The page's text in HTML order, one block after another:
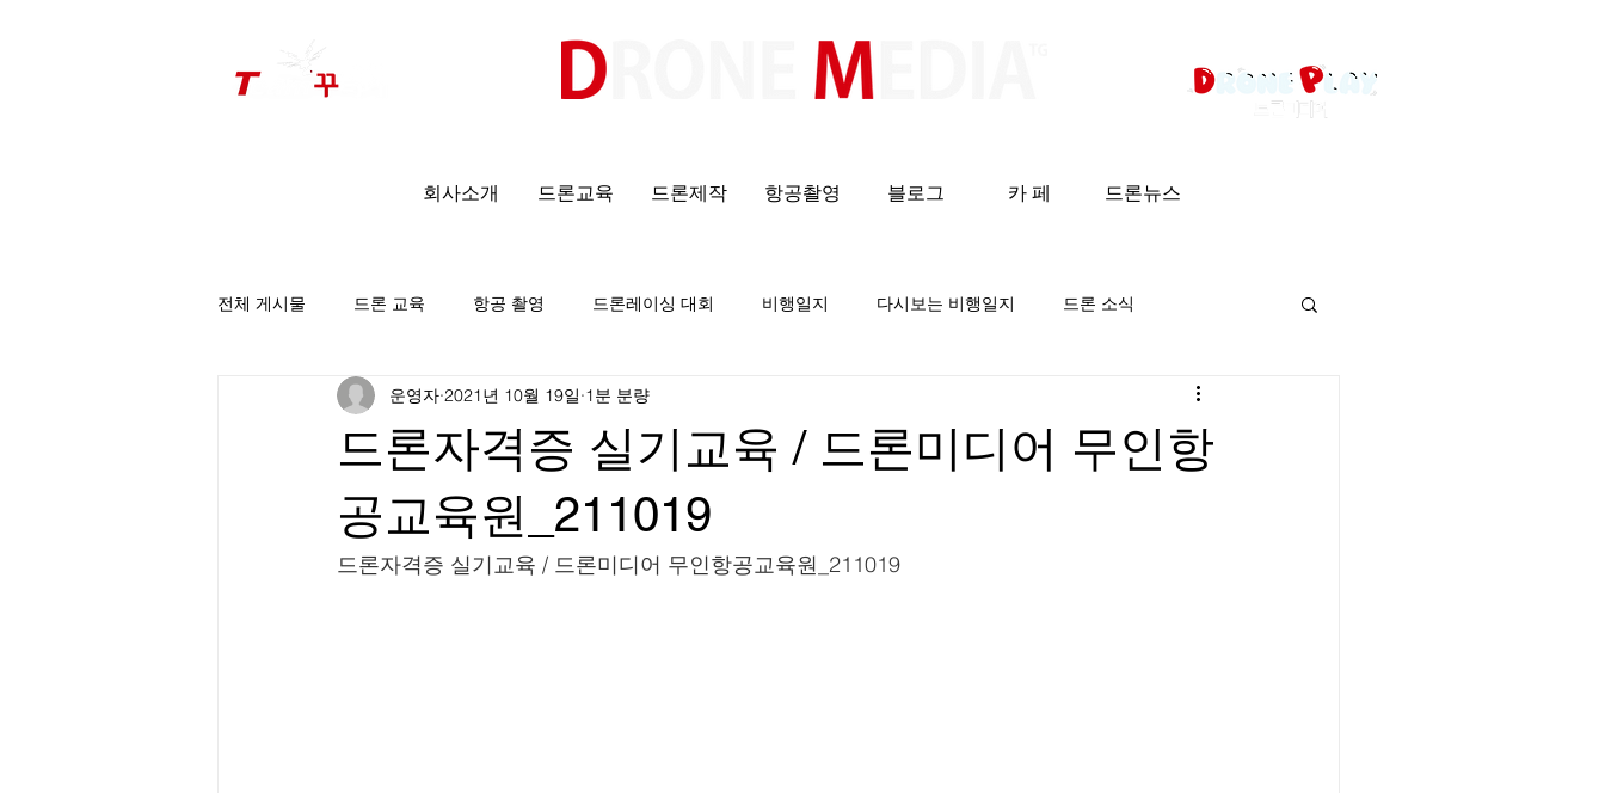
회사소개 드론교육 드론제작 항공촬영 블로그 카 페 드론뉴스
전체 게시물 드론 교육 항공 촬영 드론레이싱 대회 비행일지 다시보는 비행일지 드론 소식
팀꾸러기 소식
드론자격증 실기교육 / 드론미디어 무인항
공교육원_211019
운영자 2021년 10월 19일 1분 분량
드론자격증 실기교육 / 드론미디어 무인항공교육원_211019